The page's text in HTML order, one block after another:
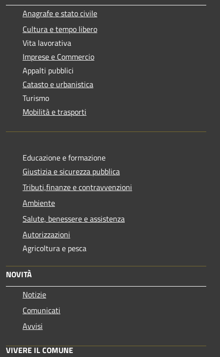
Anagrafe e stato civile
Cultura e tempo libero
Vita lavorativa
Imprese e Commercio
Appalti pubblici
Catasto e urbanistica
Turismo
Mobilità e trasporti
Educazione e formazione
Giustizia e sicurezza pubblica
Tributi,finanze e contravvenzioni
Ambiente
Salute, benessere e assistenza
Autorizzazioni
Agricoltura e pesca
NOVITÀ
Notizie
Comunicati
Avvisi
VIVERE IL COMUNE